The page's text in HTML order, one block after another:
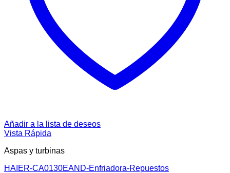
Añadir a la lista de deseos
Vista Rápida
Aspas y turbinas
HAIER-CA0130EAND-Enfriadora-Repuestos